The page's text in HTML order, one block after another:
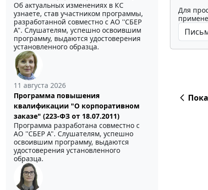
Об актуальных изменениях в КС
узнаете, став участником программы,
разработанной совместно с АО ''СБЕР
А". Слушателям, успешно освоившим
программу, выдаются удостоверения
установленного образца.
11 августа 2026
Программа повышения
квалификации "О корпоративном
заказе" (223-ФЗ от 18.07.2011)
Программа разработана совместно с
АО ''СБЕР А". Слушателям, успешно
освоившим программу, выдаются
удостоверения установленного
образца.
Для